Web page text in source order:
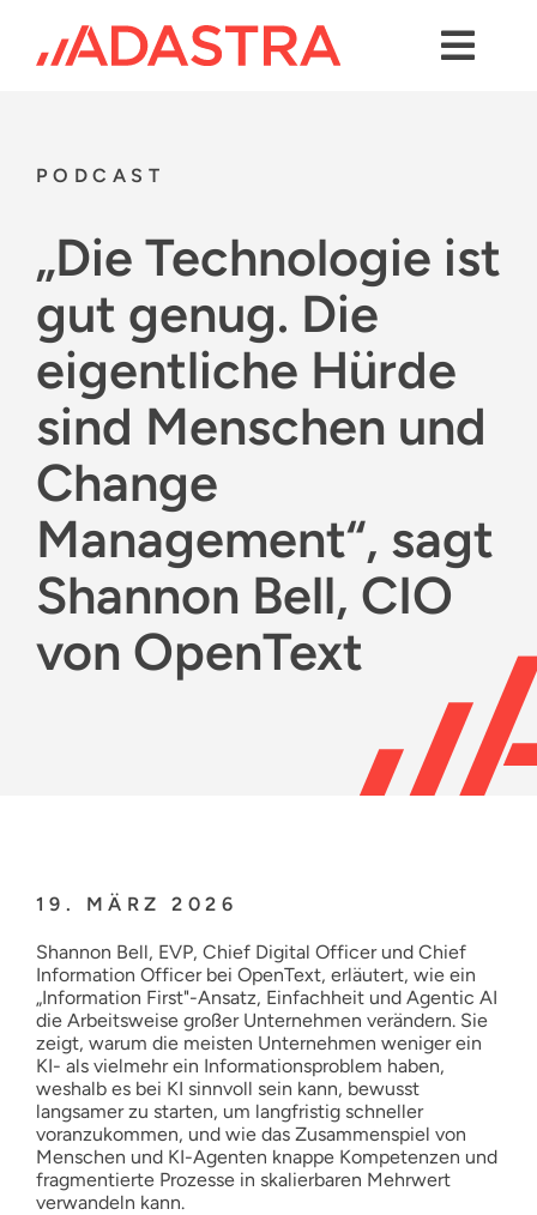
content
Dienstleistungen
Plattformen
Lösungen
Über uns
Success Stories
Ressourcen
Deutsch
PODCAST
„Die Technologie ist
gut genug. Die
eigentliche Hürde
sind Menschen und
Change
Management“, sagt
Shannon Bell, CIO
von OpenText
19. MÄRZ 2026
Shannon Bell, EVP, Chief Digital Officer und Chief
Information Officer bei OpenText, erläutert, wie ein
„Information First"-Ansatz, Einfachheit und Agentic AI
die Arbeitsweise großer Unternehmen verändern. Sie
zeigt, warum die meisten Unternehmen weniger ein
KI- als vielmehr ein Informationsproblem haben,
weshalb es bei KI sinnvoll sein kann, bewusst
langsamer zu starten, um langfristig schneller
voranzukommen, und wie das Zusammenspiel von
Menschen und KI-Agenten knappe Kompetenzen und
fragmentierte Prozesse in skalierbaren Mehrwert
verwandeln kann.